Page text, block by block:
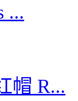
...
帽 R...